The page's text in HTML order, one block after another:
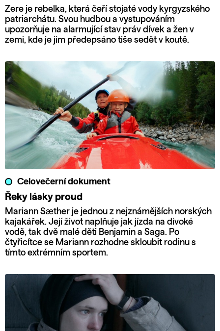
Zere je rebelka, která čeří stojaté vody kyrgyzského
patriarchátu. Svou hudbou a vystupováním
upozorňuje na alarmující stav práv dívek a žen v
zemi, kde je jim předepsáno tiše sedět v koutě.
Celovečerní dokument
Řeky lásky proud
Mariann Sæther je jednou z nejznámějších norských
kajakářek. Její život naplňuje jak jízda na divoké
vodě, tak dvě malé děti Benjamin a Saga. Po
čtyřicítce se Mariann rozhodne skloubit rodinu s
tímto extrémním sportem.